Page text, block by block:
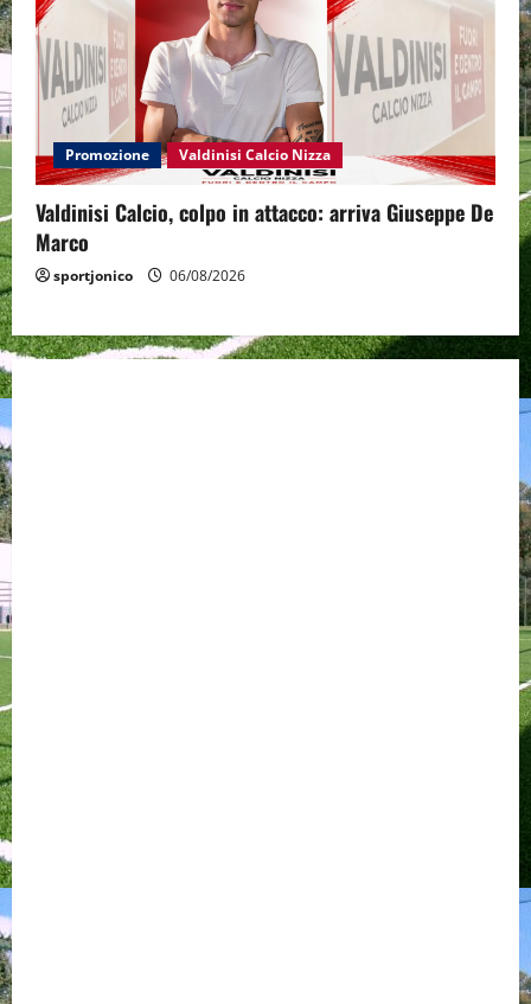
Promozione Valdinisi Calcio Nizza
Valdinisi Calcio, colpo in attacco: arriva Giuseppe De
Marco
sportjonico 06/08/2026